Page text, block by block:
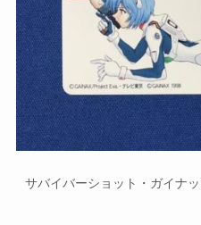
サバイバーショット・ガイナ